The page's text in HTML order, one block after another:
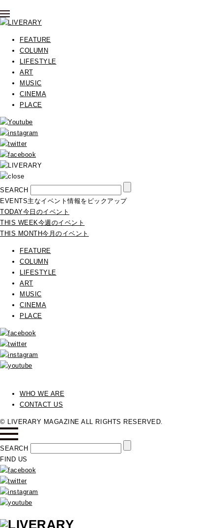
FEATURE
COLUMN
LIFESTYLE
ART
MUSIC
CINEMA
PLACE
SEARCH
EVENTS主なイベント情報をピックアップ
TODAY今日のイベント
THIS WEEK今週のイベント
THIS MONTH今月のイベント
FEATURE
COLUMN
LIFESTYLE
ART
MUSIC
CINEMA
PLACE
WHO WE ARE
CONTACT US
© LIVERARY MAGAZINE ALL RIGHTS RESERVED.
SEARCH
FIND US